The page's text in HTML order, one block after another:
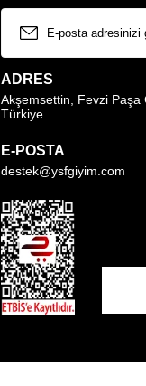
ADRES
Akşemsettin, Fevzi
Türkiye
E-POSTA
destek@ysfgiyim.com